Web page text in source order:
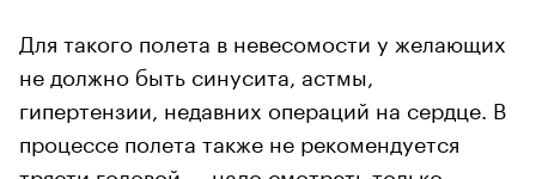
Для такого полета в невесомости у желающих
не должно быть синусита, астмы,
гипертензии, недавних операций на сердце. В
процессе полета также не рекомендуется